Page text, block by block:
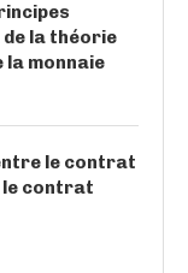
la théorie
monnaie
le contrat
le contrat